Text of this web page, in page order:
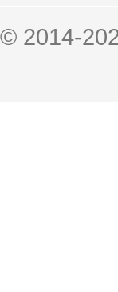
© 2014-